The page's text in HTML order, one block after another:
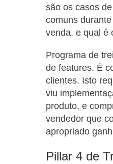
são os casos
comuns
venda, e qual é
Programa de
de features. É
clientes. Isto
viu
produto, e
vendedor que
apropriado
Pillar 4 de